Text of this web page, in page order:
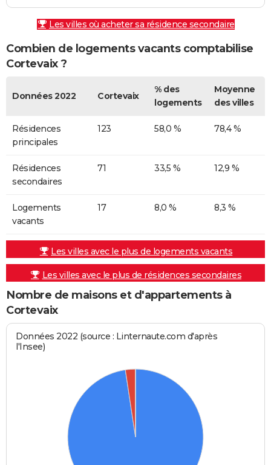
Les villes où acheter sa résidence secondaire
Combien de logements vacants comptabilise
Cortevaix ?
Données 2022 Cortevaix
% des
logements
Moyenne
des villes
Résidences
principales
123 58,0 % 78,4 %
Résidences
secondaires
71 33,5 % 12,9 %
Logements
vacants
17 8,0 % 8,3 %
Les villes avec le plus de logements vacants
Les villes avec le plus de résidences secondaires
Nombre de maisons et d'appartements à
Cortevaix
Données 2022 (source : Linternaute.com d'après
l'Insee)